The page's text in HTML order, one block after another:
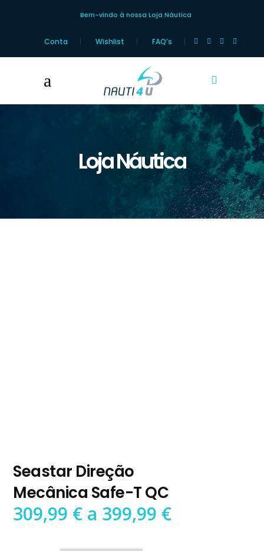
Bem-vindo à nossa Loja Náutica
Conta Wishlist FAQ’s
Loja Náutica
Seastar Direção
Mecânica Safe-T QC
309,99 € a 399,99 €Preço